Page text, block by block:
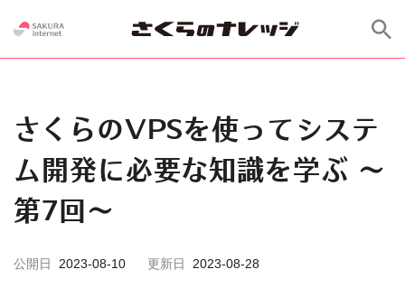
さくらのVPSを使ってシステ
ム開発に必要な知識を学ぶ 〜
第7回〜
公開日 2023-08-10 更新日 2023-08-28